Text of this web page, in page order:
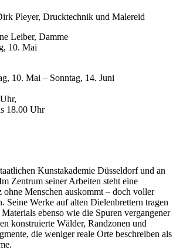
Pleyer, Drucktechnik und Malereid
Leiber, Damme
10. Mai
10. Mai – Sonntag, 14. Juni
18.00 Uhr
Kunstakademie Düsseldorf und an
Zentrum seiner Arbeiten steht eine
ohne Menschen auskommt – doch voller
Seine Werke auf alten Dielenbrettern tragen
ebenso wie die Spuren vergangener
konstruierte Wälder, Randzonen und
die weniger reale Orte beschreiben als